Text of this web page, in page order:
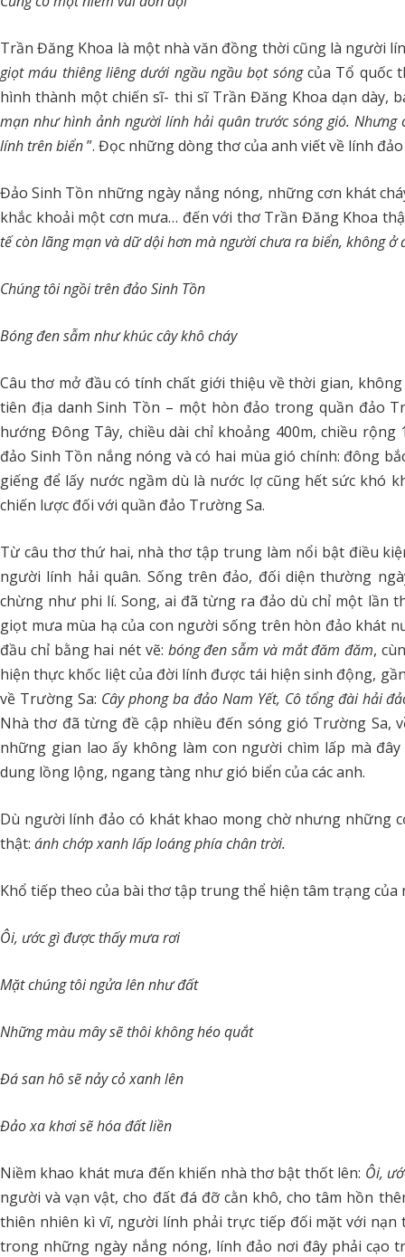
Trần Đăng Khoa là một nhà văn đồng thời cũng là người
giọt máu thiêng liêng dưới ngầu ngầu bọt sóngcủa Tổ quốc
hình thành một chiến sĩ- thi sĩ Trần Đăng Khoa dạn dày,
mạn như hình ảnh người lính hải quân trước sóng gió.
lính trên biển”. Đọc những dòng thơ của anh viết về lính
Đảo Sinh Tồn những ngày nắng nóng, những cơn khát
khắc khoải một cơn mưa… đến với thơ Trần Đăng Khoa
tế còn lãng mạn và dữ dội hơn mà người chưa ra biển, không
Chúng tôi ngồi trên đảo Sinh Tồn
Bóng đen sẫm như khúc cây khô cháy
Câu thơ mở đầu có tính chất giới thiệu về thời gian,
tiên địa danh Sinh Tồn – một hòn đảo trong quần đảo
hướng Đông Tây, chiều dài chỉ khoảng 400m, chiều
đảo Sinh Tồn nắng nóng và có hai mùa gió chính: đông
giếng để lấy nước ngầm dù là nước lợ cũng hết sức khó
chiến lược đối với quần đảo Trường Sa.
Từ câu thơ thứ hai, nhà thơ tập trung làm nổi bật điều
người lính hải quân. Sống trên đảo, đối diện thường
chừng như phi lí. Song, ai đã từng ra đảo dù chỉ một lần
giọt mưa mùa hạ của con người sống trên hòn đảo khát
đầu chỉ bằng hai nét vẽ: bóng đen sẫm và mắt đăm đăm,
hiện thực khốc liệt của đời lính được tái hiện sinh động,
về Trường Sa: Cây phong ba đảo Nam Yết, Cô tổng đài hải
Nhà thơ đã từng đề cập nhiều đến sóng gió Trường
những gian lao ấy không làm con người chìm lấp mà
dung lồng lộng, ngang tàng như gió biển của các anh.
Dù người lính đảo có khát khao mong chờ nhưng những
thật: ánh chớp xanh lấp loáng phía chân trời.
Khổ tiếp theo của bài thơ tập trung thể hiện tâm trạng
Ôi, ước gì được thấy mưa rơi
Mặt chúng tôi ngửa lên như đất
Những màu mây sẽ thôi không héo quắt
Đá san hô sẽ nảy cỏ xanh lên
Đảo xa khơi sẽ hóa đất liền
Niềm khao khát mưa đến khiến nhà thơ bật thốt lên: Ôi,
người và vạn vật, cho đất đá đỡ cằn khô, cho tâm hồn
thiên nhiên kì vĩ, người lính phải trực tiếp đối mặt với
trong những ngày nắng nóng, lính đảo nơi đây phải cạo